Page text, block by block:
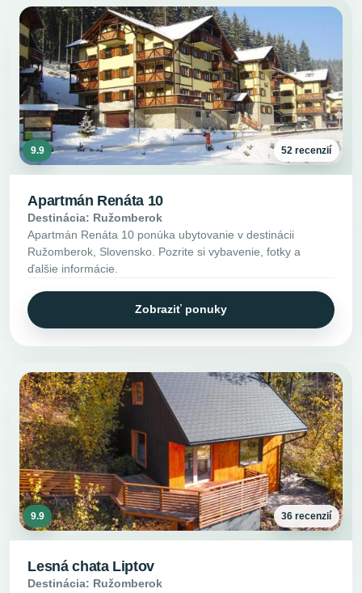
9.9 52 recenzií
Apartmán Renáta 10
Destinácia: Ružomberok
Apartmán Renáta 10 ponúka ubytovanie v destinácii
Ružomberok, Slovensko. Pozrite si vybavenie, fotky a
ďalšie informácie.
Zobraziť ponuky
9.9 36 recenzií
Lesná chata Liptov
Destinácia: Ružomberok